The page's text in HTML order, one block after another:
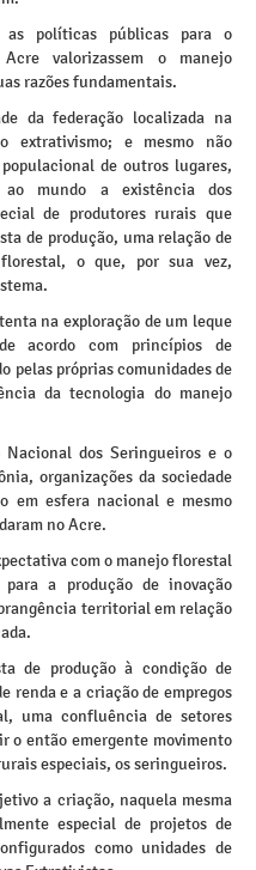
políticas públicas para o
valorizassem o manejo
razões fundamentais.
da federação localizada na
extrativismo; e mesmo não
de outros lugares,
mundo a existência dos
de produtores rurais que
de produção, uma relação de
o que, por sua vez,
na exploração de um leque
acordo com princípios de
pelas próprias comunidades de
da tecnologia do manejo
dos Seringueiros e o
organizações da sociedade
em esfera nacional e mesmo
no Acre.
com o manejo florestal
a produção de inovação
territorial em relação
de produção à condição de
renda e a criação de empregos
uma confluência de setores
o então emergente movimento
especiais, os seringueiros.
a criação, naquela mesma
especial de projetos de
como unidades de